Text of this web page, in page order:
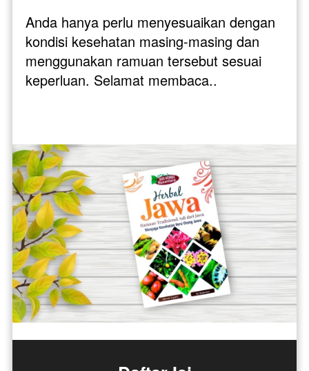
Anda hanya perlu menyesuaikan dengan
kondisi kesehatan masing-masing dan
menggunakan ramuan tersebut sesuai
keperluan. Selamat membaca..